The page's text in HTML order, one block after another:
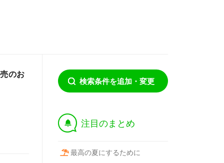
のお
検索条件を追加・変更
† 注目のまとめ
最高の夏にするために